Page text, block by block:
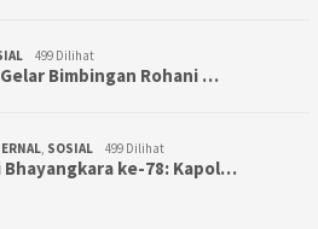
499 Dilihat
Bimbingan Rohani …
, SOSIAL 499 Dilihat
ke-78: Kapol…